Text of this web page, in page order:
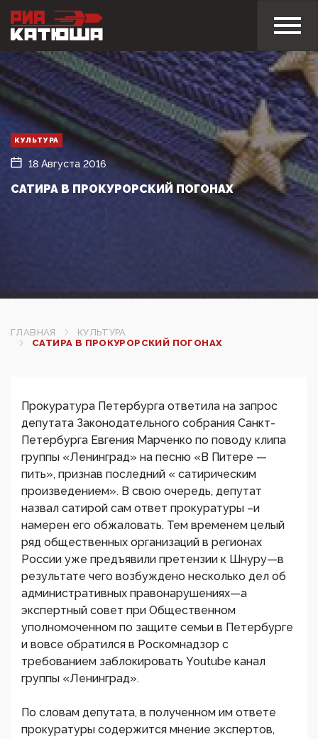
КУЛЬТУРА
18 Августа 2016
САТИРА В ПРОКУРОРСКИЙ ПОГОНАХ
ГЛАВНАЯ
КУЛЬТУРА
САТИРА В ПРОКУРОРСКИЙ ПОГОНАХ
Прокуратура Петербурга ответила на запрос
депутата Законодательного собрания Санкт-
Петербурга Евгения Марченко по поводу клипа
группы «Ленинград» на песню «В Питере —
пить», признав последний « сатирическим
произведением». В свою очередь, депутат
назвал сатирой сам ответ прокуратуры –и
намерен его обжаловать. Тем временем целый
ряд общественных организаций в регионах
России уже предъявили претензии к Шнуру—в
результате чего возбуждено несколько дел об
административных правонарушениях—а
экспертный совет при Общественном
уполномоченном по защите семьи в Петербурге
и вовсе обратился в Роскомнадзор с
требованием заблокировать Youtube канал
группы «Ленинград».
По словам депутата, в полученном им ответе
прокуратуры содержится мнение экспертов,